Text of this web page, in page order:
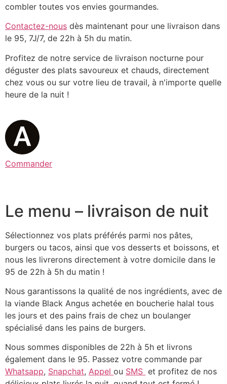
combler toutes vos envies gourmandes.
Contactez-nous dès maintenant pour une livraison dans
le 95, 7J/7, de 22h à 5h du matin.
Profitez de notre service de livraison nocturne pour
déguster des plats savoureux et chauds, directement
chez vous ou sur votre lieu de travail, à n'importe quelle
heure de la nuit !
Commander
Le menu – livraison de nuit
Sélectionnez vos plats préférés parmi nos pâtes,
burgers ou tacos, ainsi que vos desserts et boissons, et
nous les livrerons directement à votre domicile dans le
95 de 22h à 5h du matin !
Nous garantissons la qualité de nos ingrédients, avec de
la viande Black Angus achetée en boucherie halal tous
les jours et des pains frais de chez un boulanger
spécialisé dans les pains de burgers.
Nous sommes disponibles de 22h à 5h et livrons
également dans le 95. Passez votre commande par
Whatsapp, Snapchat, Appel ou SMS et profitez de nos